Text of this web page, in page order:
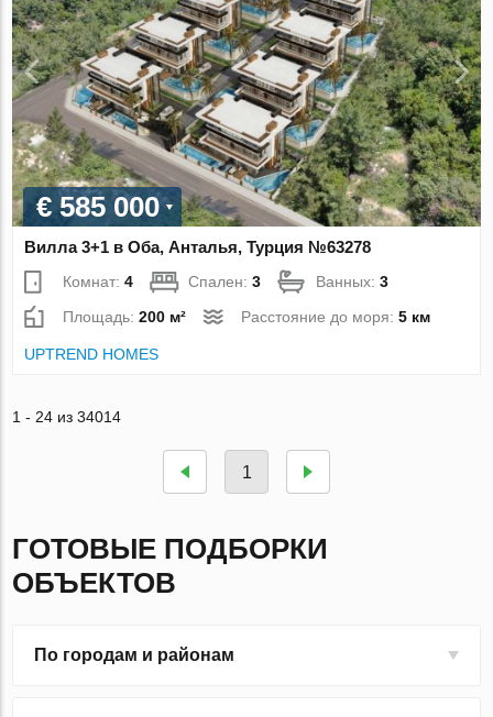
€ 585 000
Вилла 3+1 в Оба, Анталья, Турция №63278
Комнат:4 Спален:3 Ванных:3
Площадь:200 м² Расстояние до моря:5 км
UPTREND HOMES
1 - 24 из 34014
1
ГОТОВЫЕ ПОДБОРКИ
ОБЪЕКТОВ
По городам и районам